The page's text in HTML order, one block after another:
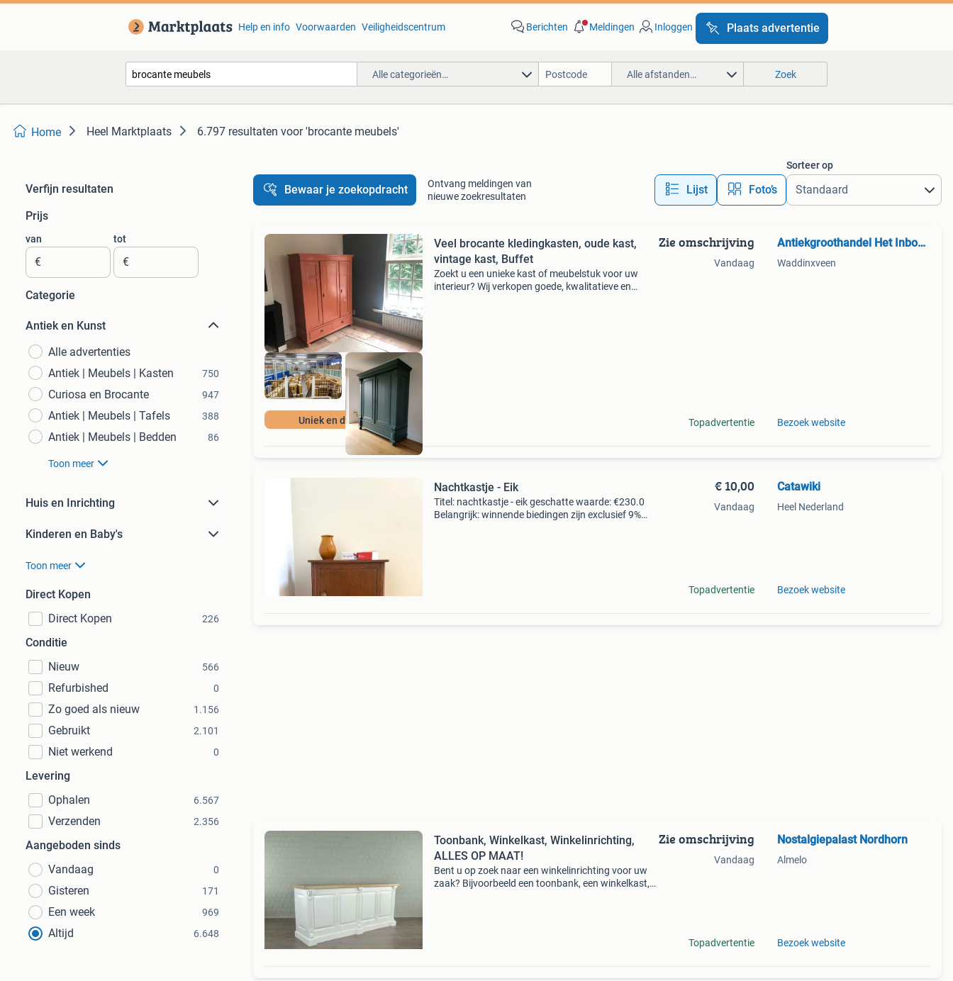
Help en info Voorwaarden Veiligheidscentrum Berichten Meldingen Inloggen Plaats advertentie
Alle categorieën… Alle afstanden… Zoek
Home Heel Marktplaats 6.797 resultaten voor 'brocante meubels'
Verfijn resultaten
Prijs
van
€
tot
€
Categorie
Antiek en Kunst
Alle advertenties
Antiek | Meubels | Kasten
750
Curiosa en Brocante 947
Antiek | Meubels | Tafels 388
Antiek | Meubels | Bedden 86
Toon meer
Huis en Inrichting
Kinderen en Baby's
Toon meer
Direct Kopen
Direct Kopen
226
Conditie
Nieuw
566
Refurbished 0
Zo goed als nieuw 1.156
Gebruikt 2.101
Niet werkend 0
Levering
Ophalen
6.567
Verzenden 2.356
Aangeboden sinds
Vandaag
0
Gisteren 171
Een week 969
Altijd 6.648
Bewaar je zoekopdracht
Ontvang meldingen van
nieuwe zoekresultaten
Lijst Foto’s
Sorteer op
Uniek en duurzaam!
Veel brocante kledingkasten, oude kast,
vintage kast, Buffet
Zoekt u een unieke kast of meubelstuk voor uw
interieur? Wij verkopen goede, kwalitatieve en
Zie omschrijving
Vandaag
Topadvertentie
Antiekgroothandel Het Inboedelhuis
Waddinxveen
Bezoek website
Nachtkastje - Eik
Titel: nachtkastje - eik geschatte waarde: €230.0
Belangrijk: winnende biedingen zijn exclusief 9%
€ 10,00
Vandaag
Topadvertentie
Catawiki
Heel Nederland
Bezoek website
Toonbank, Winkelkast, Winkelinrichting,
ALLES OP MAAT!
Bent u op zoek naar een winkelinrichting voor uw
zaak? Bijvoorbeeld een toonbank, een winkelkast,
Zie omschrijving
Vandaag
Topadvertentie
Nostalgiepalast Nordhorn
Almelo
Bezoek website